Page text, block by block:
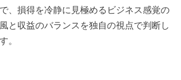
、損得を冷静に見極めるビジネス感覚の
と収益のバランスを独自の視点で判断し
。